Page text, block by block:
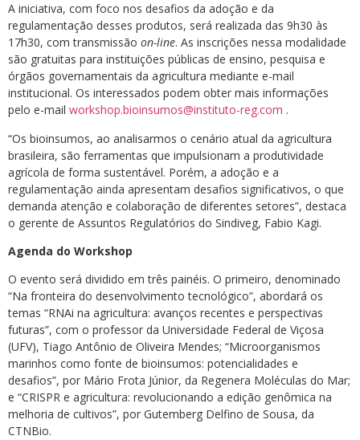
A iniciativa, com foco nos desafios da adoção e da
regulamentação desses produtos, será realizada das 9h30 às
17h30, com transmissão on-line. As inscrições nessa modalidade
são gratuitas para instituições públicas de ensino, pesquisa e
órgãos governamentais da agricultura mediante e-mail
institucional. Os interessados podem obter mais informações
pelo e-mail workshop.bioinsumos@instituto-reg.com .
“Os bioinsumos, ao analisarmos o cenário atual da agricultura
brasileira, são ferramentas que impulsionam a produtividade
agrícola de forma sustentável. Porém, a adoção e a
regulamentação ainda apresentam desafios significativos, o que
demanda atenção e colaboração de diferentes setores”, destaca
o gerente de Assuntos Regulatórios do Sindiveg, Fabio Kagi.
Agenda do Workshop
O evento será dividido em três painéis. O primeiro, denominado
“Na fronteira do desenvolvimento tecnológico”, abordará os
temas “RNAi na agricultura: avanços recentes e perspectivas
futuras”, com o professor da Universidade Federal de Viçosa
(UFV), Tiago Antônio de Oliveira Mendes; “Microorganismos
marinhos como fonte de bioinsumos: potencialidades e
desafios”, por Mário Frota Júnior, da Regenera Moléculas do Mar;
e “CRISPR e agricultura: revolucionando a edição genômica na
melhoria de cultivos”, por Gutemberg Delfino de Sousa, da
CTNBio.